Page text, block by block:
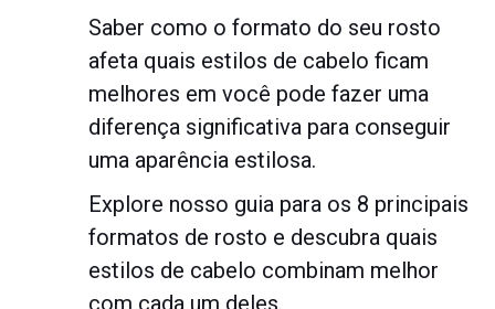
Saber como o formato do seu rosto
afeta quais estilos de cabelo ficam
melhores em você pode fazer uma
diferença significativa para conseguir
uma aparência estilosa.
Explore nosso guia para os 8 principais
formatos de rosto e descubra quais
estilos de cabelo combinam melhor
com cada um deles.